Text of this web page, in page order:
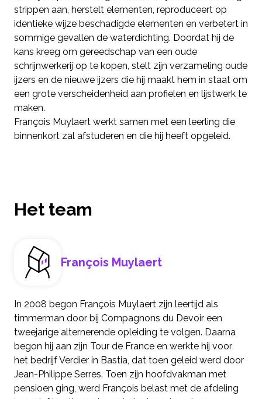
strippen aan, herstelt elementen, reproduceert op
identieke wijze beschadigde elementen en verbetert in
sommige gevallen de waterdichting. Doordat hij de
kans kreeg om gereedschap van een oude
schrijnwerkerij op te kopen, stelt zijn verzameling oude
ijzers en de nieuwe ijzers die hij maakt hem in staat om
een grote verscheidenheid aan profielen en lijstwerk te
maken.
François Muylaert werkt samen met een leerling die
binnenkort zal afstuderen en die hij heeft opgeleid.
Het team
François Muylaert
In 2008 begon François Muylaert zijn leertijd als
timmerman door bij Compagnons du Devoir een
tweejarige alternerende opleiding te volgen. Daarna
begon hij aan zijn Tour de France en werkte hij voor
het bedrijf Verdier in Bastia, dat toen geleid werd door
Jean-Philippe Serres. Toen zijn hoofdvakman met
pensioen ging, werd François belast met de afdeling